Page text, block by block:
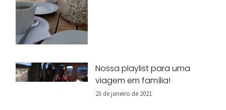
Nossa playlist para uma
viagem em família!
23 de janeiro de 2021